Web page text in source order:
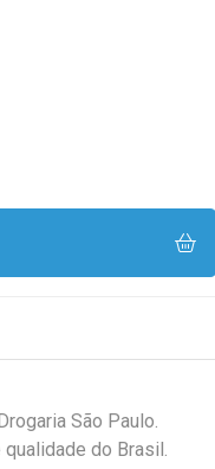
São Paulo.
do Brasil.